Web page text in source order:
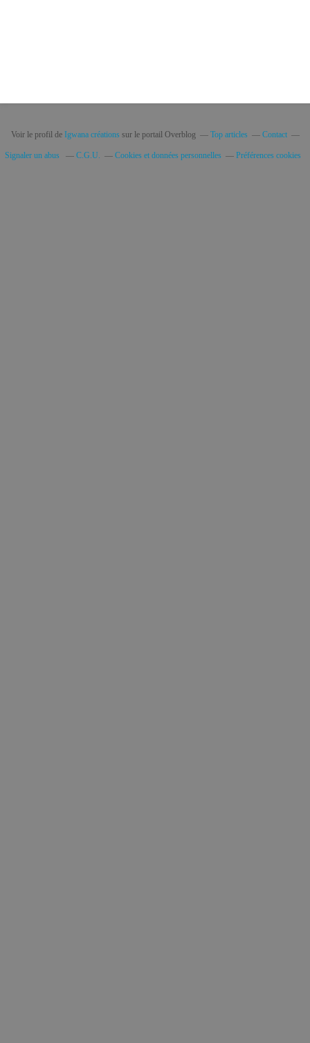
Voir le profil de Igwana créationssur le portail Overblog Top articles Contact
Signaler un abus C.G.U. Cookies et données personnelles Préférences cookies